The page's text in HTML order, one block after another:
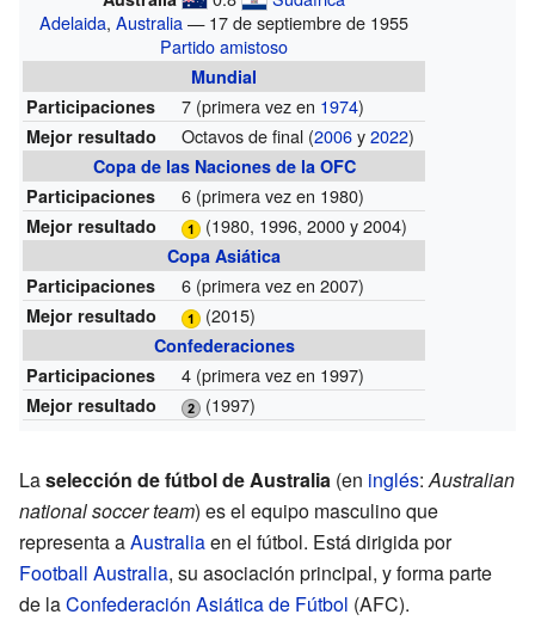
Adelaida,Australia— 17 de septiembre de 1955
Partido amistoso
Mundial
Participaciones
7 (primera vez en 1974)
Mejor resultado Octavos de final (2006y2022)
Copa de las Naciones de la OFC
Participaciones
6 (primera vez en 1980)
Mejor resultado (1980, 1996, 2000 y 2004)
Copa Asiática
Participaciones
6 (primera vez en 2007)
Mejor resultado (2015)
Confederaciones
Participaciones
4 (primera vez en 1997)
Mejor resultado (1997)
Laselección de fútbol de Australia (en inglés:Australian
national soccer team) es el equipo masculino que
representa aAustraliaen el fútbol. Está dirigida por
Football Australia, su asociación principal, y forma parte
de laConfederación Asiática de Fútbol (AFC).